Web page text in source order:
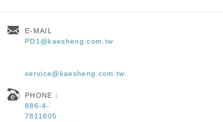
E-MAIL
PD1@kaesheng.com.tw
service@kaesheng.com.tw
PHONE：
886-4-
7811805